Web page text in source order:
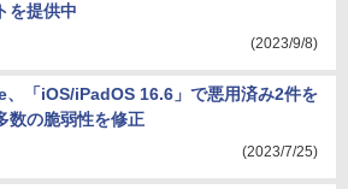
を提供中
(2023/9/8)
「iOS/iPadOS 16.6」で悪用済み2件を
数の脆弱性を修正
(2023/7/25)